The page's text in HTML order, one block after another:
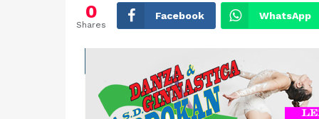
0
Shares
Facebook WhatsApp